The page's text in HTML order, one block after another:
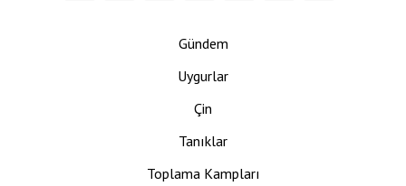
Gündem
Uygurlar
Çin
Tanıklar
Toplama Kampları